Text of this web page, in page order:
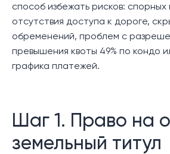
способ избежать рисков: спорных
отсутствия доступа к дороге,
обременений, проблем с
превышения квоты 49% по кондо
графика платежей.
Шаг 1. Право на
земельный титул